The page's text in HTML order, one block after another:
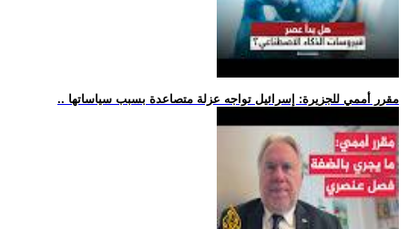
.. مقرر أممي للجزيرة: إسرائيل تواجه عزلة متصاعدة بسبب سياساتها